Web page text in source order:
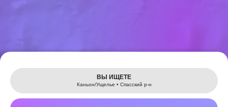
Leaflet
ВЫ ИЩЕТЕ
Каньон/Ущелье • Спасский р-н